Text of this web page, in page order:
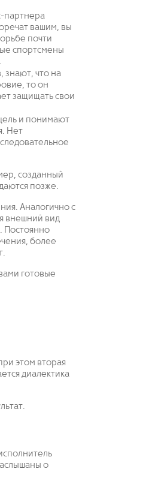
партнера
вашим, вы
почти
спортсмены
знают, что на
то он
защищать свои
и понимают
Нет
созданный
позже.
Аналогично с
внешний вид
Постоянно
более
готовые
этом вторая
диалектика
о